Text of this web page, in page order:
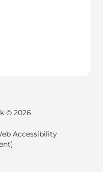
© 2026
Accessibility